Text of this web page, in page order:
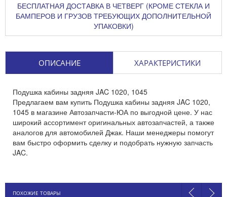
БЕСПЛАТНАЯ ДОСТАВКА В ЧЕТВЕРГ (КРОМЕ СТЕКЛА И
БАМПЕРОВ И ГРУЗОВ ТРЕБУЮЩИХ ДОПОЛНИТЕЛЬНОЙ
УПАКОВКИ)
ОПИСАНИЕ ХАРАКТЕРИСТИКИ
Подушка кабины задняя JAC 1020, 1045
Предлагаем вам купить Подушка кабины задняя JAC 1020,
1045 в магазине Автозапчасти-ЮА по выгодной цене. У нас
широкий ассортимент оригинальных автозапчастей, а также
аналогов для автомобилей Джак. Наши менеджеры помогут
вам быстро оформить сделку и подобрать нужную запчасть
JAC.
ПОХОЖИЕ ТОВАРЫ